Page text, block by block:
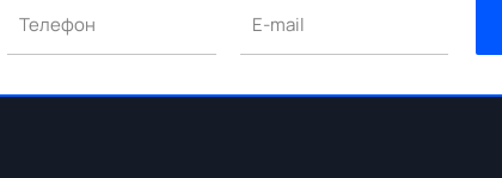
Телефон E-mail